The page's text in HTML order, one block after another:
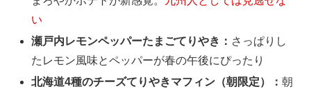
い
瀬戸内レモンペッパーたまごてりやき： さっぱりし
たレモン風味とペッパーが春の午後にぴったり
北海道4種のチーズてりやきマフィン（朝限定）：朝